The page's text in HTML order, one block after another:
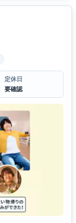
定休日
要確認